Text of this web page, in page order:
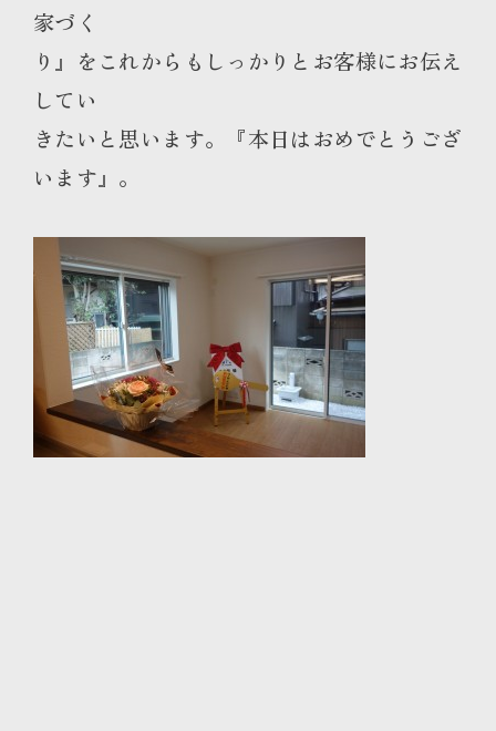
家づく
り』をこれからもしっかりとお客様にお伝え
してい
きたいと思います。『本日はおめでとうござ
います』。